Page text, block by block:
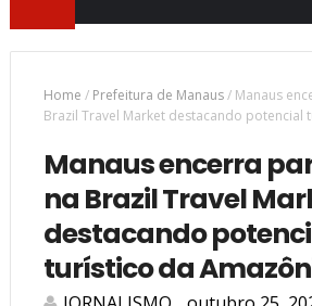
Home / Prefeitura de Manaus/ Manaus
Brazil Travel Market destacando potencial
Manaus encerra
na Brazil Travel
destacando
turístico da